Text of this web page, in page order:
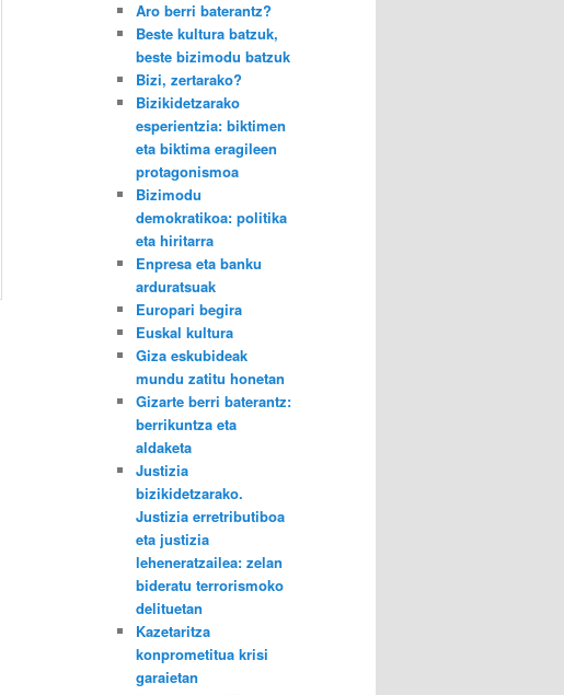
Aro berri baterantz?
Beste kultura batzuk,
beste bizimodu batzuk
Bizi, zertarako?
Bizikidetzarako
esperientzia: biktimen
eta biktima eragileen
protagonismoa
Bizimodu
demokratikoa: politika
eta hiritarra
Enpresa eta banku
arduratsuak
Europari begira
Euskal kultura
Giza eskubideak
mundu zatitu honetan
Gizarte berri baterantz:
berrikuntza eta
aldaketa
Justizia
bizikidetzarako.
Justizia erretributiboa
eta justizia
leheneratzailea: zelan
bideratu terrorismoko
delituetan
Kazetaritza
konprometitua krisi
garaietan